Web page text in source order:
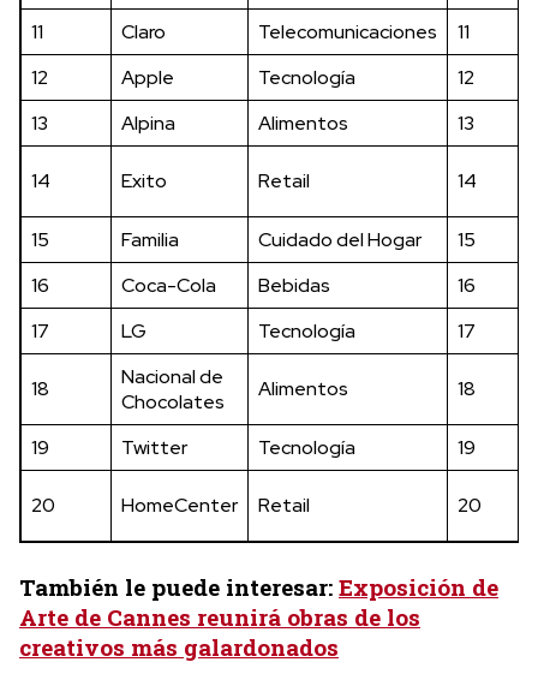
11
Claro Telecomunicaciones
11
12
Apple Tecnología
12
13
Alpina Alimentos 13
14 Exito Retail 14
15 Familia Cuidado del Hogar
15
16
Coca-Cola Bebidas
16
17
LG Tecnología 17
18
Nacional de
Chocolates
Alimentos 18
19 Twitter Tecnología 19
20 HomeCenter Retail 20
También le puede interesar: Exposición de
Arte de Cannes reunirá obras de los
creativos más galardonados